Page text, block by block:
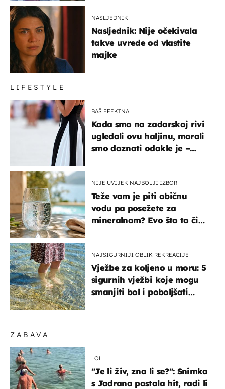
ZABAVA
LOL
"Je li živ, zna li se?": Snimka
s Jadrana postala hit, radi li
NASLJEDNIK
Nasljednik: Nije očekivala
takve uvrede od vlastite
majke
LIFESTYLE
BAŠ EFEKTNA
Kada smo na zadarskoj rivi
ugledali ovu haljinu, morali
smo doznati odakle je –
NIJE UVIJEK NAJBOLJI IZBOR
Teže vam je piti običnu
vodu pa posežete za
mineralnom? Evo što to čini
NAJSIGURNIJI OBLIK REKREACIJE
Vježbe za koljeno u moru: 5
sigurnih vježbi koje mogu
smanjiti bol i poboljšati